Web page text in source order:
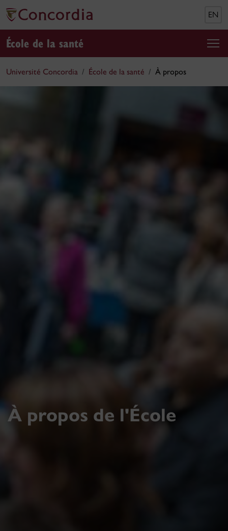
EN
École de la santé
Université Concordia École de la santé À propos
À propos de l'École